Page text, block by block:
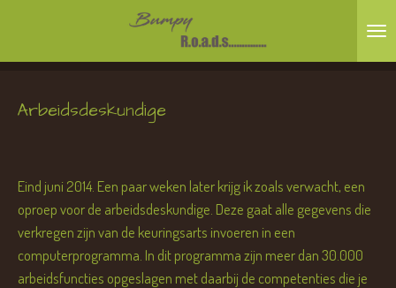
naar
hoofdinhoud
Arbeidsdeskundige
Eind juni 2014. Een paar weken later krijg ik zoals verwacht, een
oproep voor de arbeidsdeskundige. Deze gaat alle gegevens die
verkregen zijn van de keuringsarts invoeren in een
computerprogramma. In dit programma zijn meer dan 30.000
arbeidsfuncties opgeslagen met daarbij de competenties die je